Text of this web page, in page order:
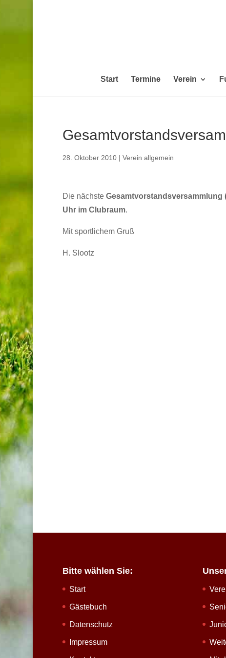
Start Termine Verein
28. Oktober 2010| Verein allgemein
Die nächste Gesamtvorstandsversammlung
Uhr im Clubraum.
Mit sportlichem Gruß
H. Slootz
Bitte wählen Sie:
Start
Gästebuch
Datenschutz
Impressum